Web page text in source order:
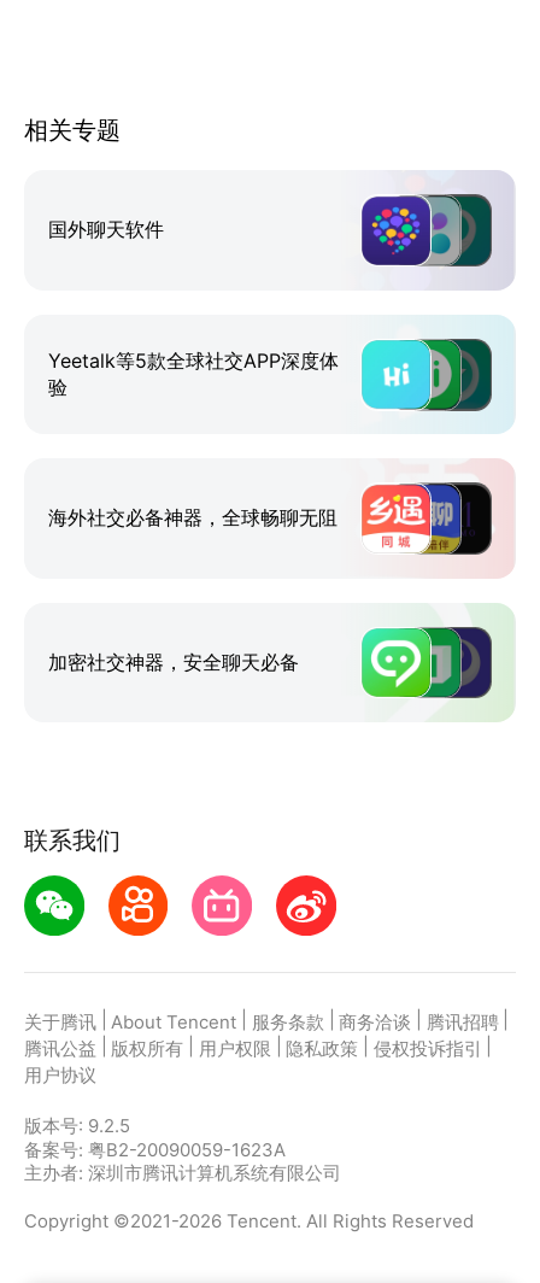
相关专题
国外聊天软件
Yeetalk等5款全球社交APP深度体
验
海外社交必备神器，全球畅聊无阻
加密社交神器，安全聊天必备
联系我们
关于腾讯 About Tencent 服务条款 商务洽谈 腾讯招聘
腾讯公益
版权所有 用户权限 隐私政策 侵权投诉指引
用户协议
版本号: 9.2.5
备案号: 粤B2-20090059-1623A
主办者: 深圳市腾讯计算机系统有限公司
Copyright ©2021-2026 Tencent. All Rights Reserved